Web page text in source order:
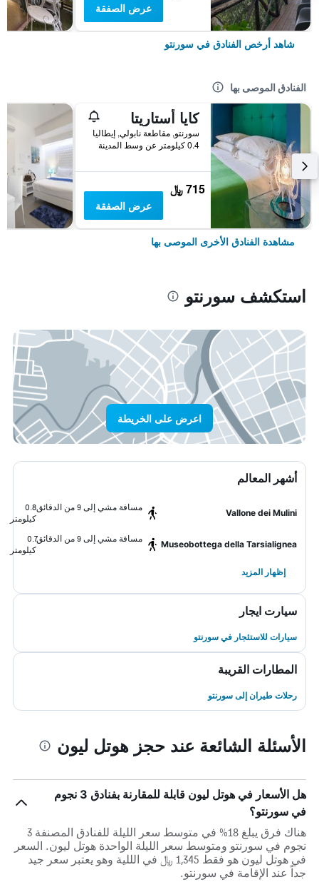
عرض الصفقة
شاهد أرخص الفنادق في سورنتو
الفنادق الموصى بها
كايا أستاريتا
سورنتو, مقاطعة نابولي, إيطاليا
0.4 كيلومتر عن وسط المدينة
715 ﷼
عرض الصفقة
مشاهدة الفنادق الأخرى الموصى بها
استكشف سورنتو
اعرض على الخريطة
أشهر المعالم
Vallone dei Mulini
مسافة مشي إلى 9 من الدقائق
0.8
كيلومتر
Museobottega della Tarsialignea
مسافة مشي إلى 9 من الدقائق
0.7
كيلومتر
إظهار المزيد
سيارت ايجار
سيارات للاستئجار في سورنتو
المطارات القريبة
رحلات طيران إلى سورنتو
الأسئلة الشائعة عند حجز هوتل ليون
هل الأسعار في هوتل ليون قابلة للمقارنة بفنادق 3 نجوم
في سورنتو؟
هناك فرق يبلغ 18% في متوسط ​​سعر الليلة للفنادق المصنفة 3
نجوم في سورنتو ومتوسط ​​سعر الليلة الواحدة هوتل ليون. السعر
في هوتل ليون هو فقط 1,345 ﷼ في الللية وهو يعتبر سعر جيد
جداً عند الإقامة في سورنتو.